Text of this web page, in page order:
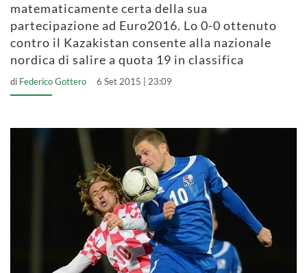
matematicamente certa della sua
partecipazione ad Euro2016. Lo 0-0 ottenuto
contro il Kazakistan consente alla nazionale
nordica di salire a quota 19 in classifica
di Federico Gottero 6 Set 2015 | 23:09